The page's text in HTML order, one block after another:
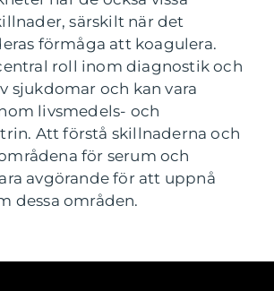
särskilt när det
förmåga att koagulera.
roll inom diagnostik och
sjukdomar och kan vara
livsmedels- och
Att förstå skillnaderna och
för serum och
avgörande för att uppnå
dessa områden.